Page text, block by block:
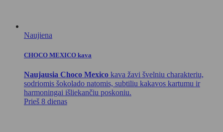
Naujiena
CHOCO MEXICO kava
Naujausia Choco Mexico kava žavi švelniu charakteriu,
sodriomis šokolado natomis, subtiliu kakavos kartumu ir
harmoningai išliekančiu poskoniu.
Prieš 8 dienas